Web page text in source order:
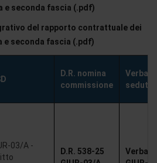
e seconda fascia (.pdf)
del rapporto contrattuale dei
e seconda fascia (.pdf)
D.R. nomina
commissione
seduta
03/A -
D.R. 538-25
Verbale